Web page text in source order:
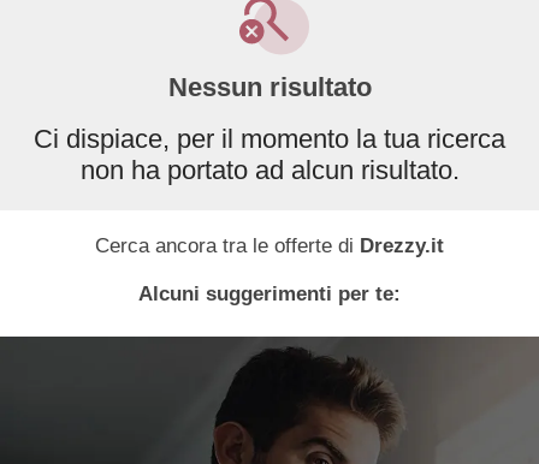
Nessun risultato
Ci dispiace, per il momento la tua ricerca
non ha portato ad alcun risultato.
Cerca ancora tra le offerte di Drezzy.it
Alcuni suggerimenti per te: